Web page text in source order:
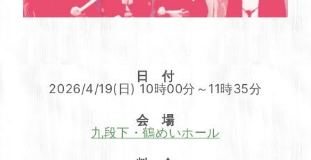
日 付
2026/4/19(日) 10時00分～11時35分
会 場
九段下・鶴めいホール